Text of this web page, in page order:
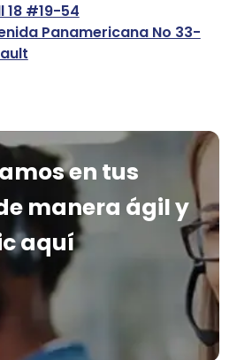
18 #19-54
Panamericana No 33-
en tus
manera ágil y
aquí